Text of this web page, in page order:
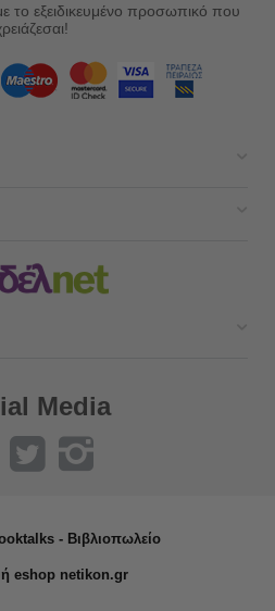
το εξειδικευμένο προσωπικό που
Media
- Βιβλιοπωλείο
eshop netikon.gr